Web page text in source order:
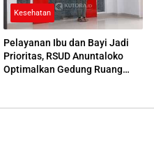
Kesehatan
Pelayanan Ibu dan Bayi Jadi
Prioritas, RSUD Anuntaloko
Optimalkan Gedung Ruang